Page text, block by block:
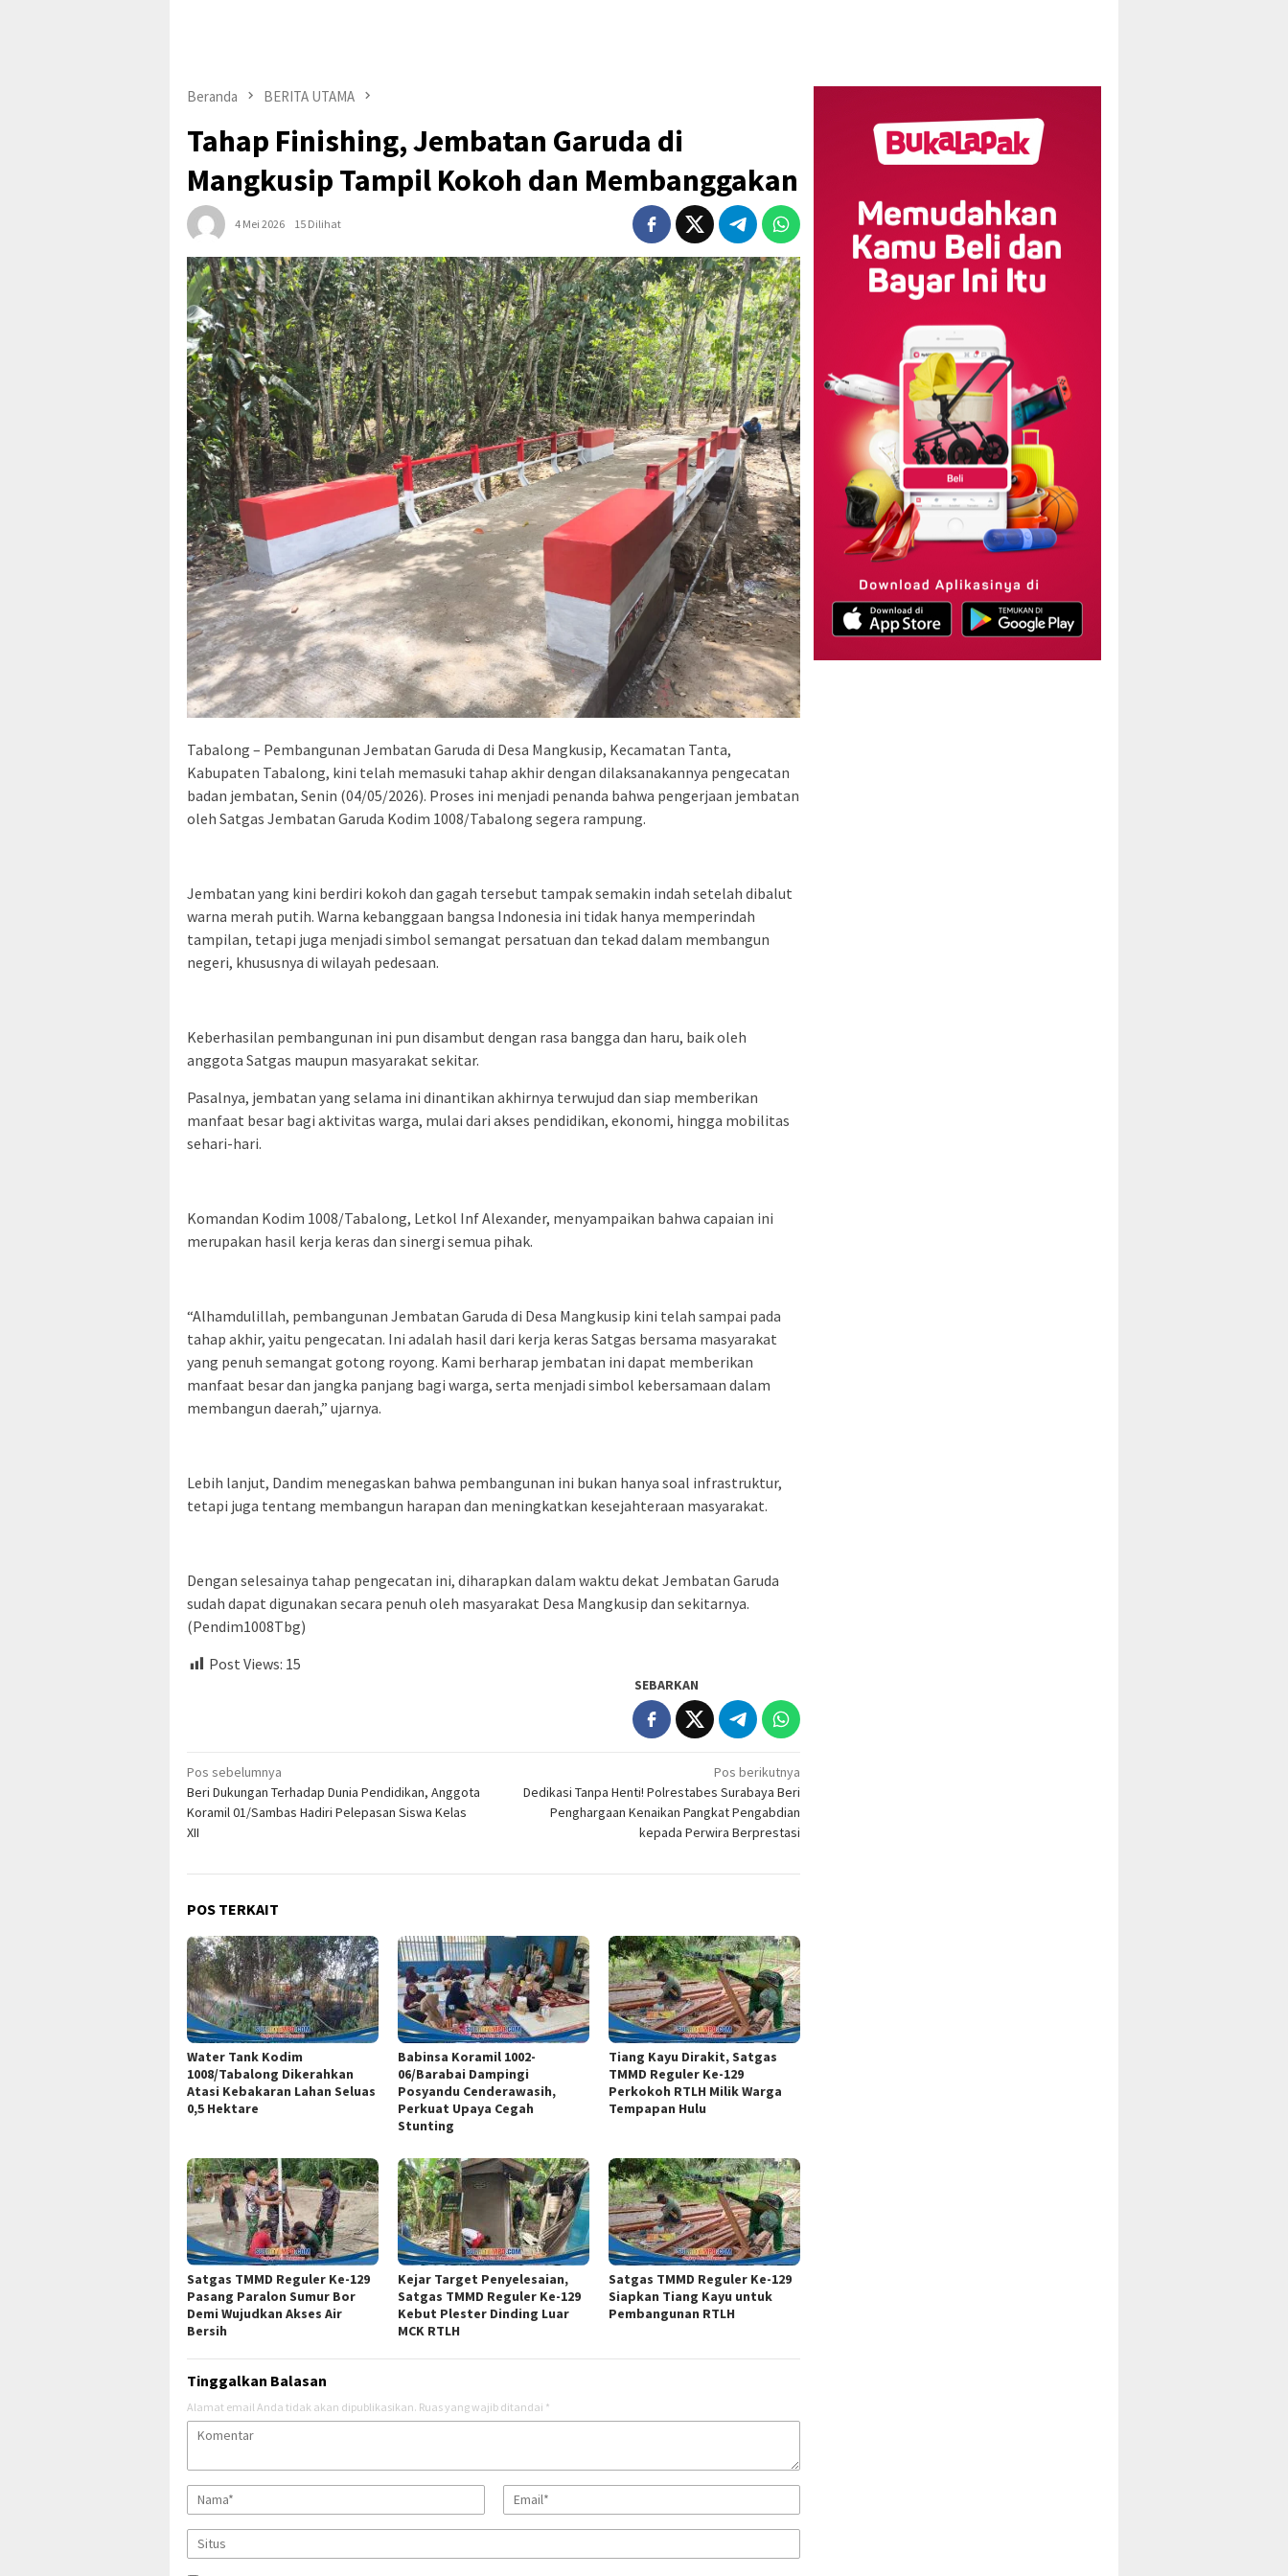
Beranda BERITA UTAMA
Tahap Finishing, Jembatan Garuda di
Mangkusip Tampil Kokoh dan Membanggakan
4 Mei 2026 15 Dilihat
Tabalong – Pembangunan Jembatan Garuda di Desa Mangkusip, Kecamatan Tanta,
Kabupaten Tabalong, kini telah memasuki tahap akhir dengan dilaksanakannya pengecatan
badan jembatan, Senin (04/05/2026). Proses ini menjadi penanda bahwa pengerjaan jembatan
oleh Satgas Jembatan Garuda Kodim 1008/Tabalong segera rampung.
Jembatan yang kini berdiri kokoh dan gagah tersebut tampak semakin indah setelah dibalut
warna merah putih. Warna kebanggaan bangsa Indonesia ini tidak hanya memperindah
tampilan, tetapi juga menjadi simbol semangat persatuan dan tekad dalam membangun
negeri, khususnya di wilayah pedesaan.
Keberhasilan pembangunan ini pun disambut dengan rasa bangga dan haru, baik oleh
anggota Satgas maupun masyarakat sekitar.
Pasalnya, jembatan yang selama ini dinantikan akhirnya terwujud dan siap memberikan
manfaat besar bagi aktivitas warga, mulai dari akses pendidikan, ekonomi, hingga mobilitas
sehari-hari.
Komandan Kodim 1008/Tabalong, Letkol Inf Alexander, menyampaikan bahwa capaian ini
merupakan hasil kerja keras dan sinergi semua pihak.
“Alhamdulillah, pembangunan Jembatan Garuda di Desa Mangkusip kini telah sampai pada
tahap akhir, yaitu pengecatan. Ini adalah hasil dari kerja keras Satgas bersama masyarakat
yang penuh semangat gotong royong. Kami berharap jembatan ini dapat memberikan
manfaat besar dan jangka panjang bagi warga, serta menjadi simbol kebersamaan dalam
membangun daerah,” ujarnya.
Lebih lanjut, Dandim menegaskan bahwa pembangunan ini bukan hanya soal infrastruktur,
tetapi juga tentang membangun harapan dan meningkatkan kesejahteraan masyarakat.
Dengan selesainya tahap pengecatan ini, diharapkan dalam waktu dekat Jembatan Garuda
sudah dapat digunakan secara penuh oleh masyarakat Desa Mangkusip dan sekitarnya.
(Pendim1008Tbg)
Post Views: 15
SEBARKAN
Navigasi
pos
Pos sebelumnya
Beri Dukungan Terhadap Dunia Pendidikan, Anggota
Koramil 01/Sambas Hadiri Pelepasan Siswa Kelas
XII
Pos berikutnya
Dedikasi Tanpa Henti! Polrestabes Surabaya Beri
Penghargaan Kenaikan Pangkat Pengabdian
kepada Perwira Berprestasi
POS TERKAIT
Water Tank Kodim
1008/Tabalong Dikerahkan
Atasi Kebakaran Lahan Seluas
0,5 Hektare
Babinsa Koramil 1002-
06/Barabai Dampingi
Posyandu Cenderawasih,
Perkuat Upaya Cegah
Stunting
Tiang Kayu Dirakit, Satgas
TMMD Reguler Ke-129
Perkokoh RTLH Milik Warga
Tempapan Hulu
Satgas TMMD Reguler Ke-129
Pasang Paralon Sumur Bor
Demi Wujudkan Akses Air
Bersih
Kejar Target Penyelesaian,
Satgas TMMD Reguler Ke-129
Kebut Plester Dinding Luar
MCK RTLH
Satgas TMMD Reguler Ke-129
Siapkan Tiang Kayu untuk
Pembangunan RTLH
Tinggalkan Balasan
Alamat email Anda tidak akan dipublikasikan. Ruas yang wajib ditandai *